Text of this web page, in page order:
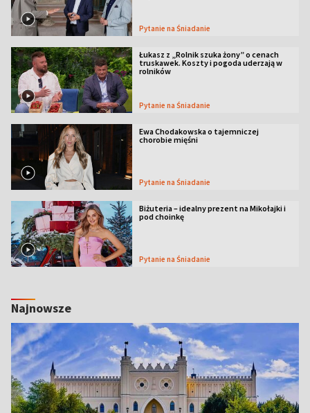
Pytanie na Śniadanie
Łukasz z „Rolnik szuka żony” o cenach
truskawek. Koszty i pogoda uderzają w
rolników
Pytanie na Śniadanie
Ewa Chodakowska o tajemniczej
chorobie mięśni
Pytanie na Śniadanie
Biżuteria – idealny prezent na Mikołajki i
pod choinkę
Pytanie na Śniadanie
Najnowsze